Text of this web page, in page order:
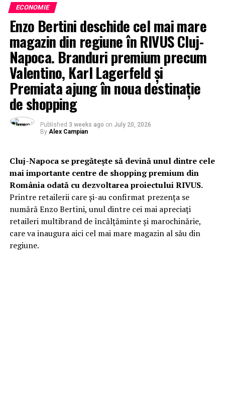
ECONOMIE
Enzo Bertini deschide cel mai mare
magazin din regiune în RIVUS Cluj-
Napoca. Branduri premium precum
Valentino, Karl Lagerfeld și
Premiata ajung în noua destinație
de shopping
Published 3 weeks ago on July 20, 2026
By Alex Campian
Cluj-Napoca se pregătește să devină unul dintre cele
mai importante centre de shopping premium din
România odată cu dezvoltarea proiectului RIVUS.
Printre retailerii care și-au confirmat prezența se
numără Enzo Bertini, unul dintre cei mai apreciați
retaileri multibrand de încălțăminte și marochinărie,
care va inaugura aici cel mai mare magazin al său din
regiune.